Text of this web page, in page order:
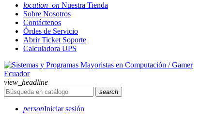
location_on Nuestra Tienda
Sobre Nosotros
Contáctenos
Órdes de Servicio
Abrir Ticket Soporte
Calculadora UPS
view_headline
search
personIniciar sesión